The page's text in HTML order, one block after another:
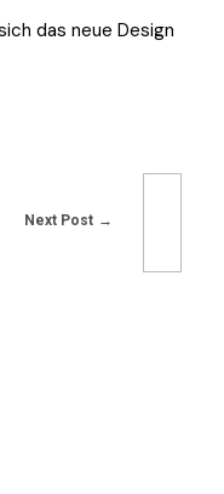
das neue Design
Next Post